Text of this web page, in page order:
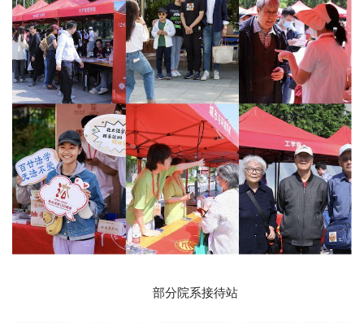
部分院系接待站